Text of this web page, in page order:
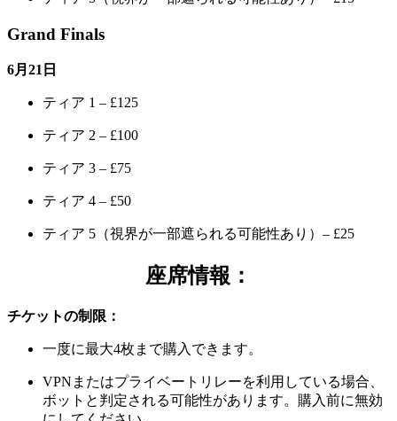
Grand Finals
6月21日
ティア 1 – £125
ティア 2 – £100
ティア 3 – £75
ティア 4 – £50
ティア 5（視界が一部遮られる可能性あり）– £25
座席情報：
チケットの制限：
一度に最大4枚まで購入できます。
VPNまたはプライベートリレーを利用している場合、
ボットと判定される可能性があります。購入前に無効